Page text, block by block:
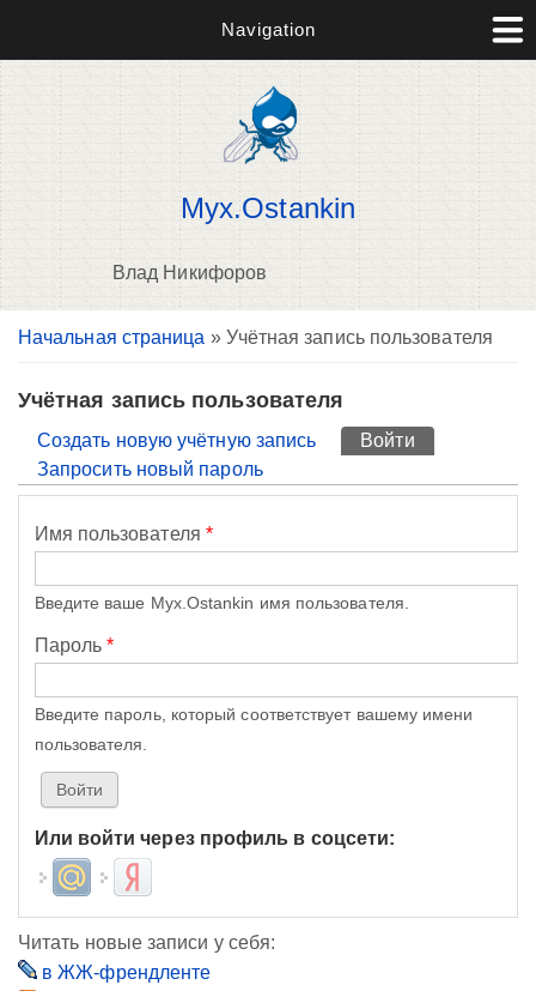
Navigation
Myx.Ostankin
Влад Никифоров
Вы здесь
Начальная страница » Учётная запись пользователя
Учётная запись пользователя
Главные вкладки
Создать новую учётную запись Войти
Запросить новый пароль
Имя пользователя *
Введите ваше Myx.Ostankin имя пользователя.
Пароль*
Введите пароль, который соответствует вашему имени
пользователя.
Или войти через профиль в соцсети:
Login with Mail.ruLogin with Яндекс
Читать новые записи у себя:
в ЖЖ-френдленте